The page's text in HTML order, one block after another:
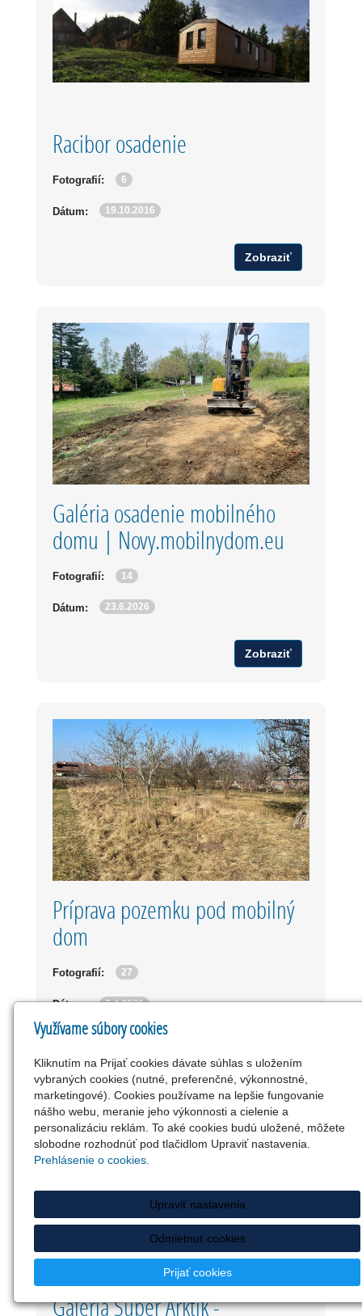
Racibor osadenie
Fotografií: 6
Dátum: 19.10.2016
Zobraziť
Galéria osadenie mobilného
domu | Novy.mobilnydom.eu
Fotografií: 14
Dátum: 23.6.2026
Zobraziť
Príprava pozemku pod mobilný
dom
Fotografií: 27
Dátum: 7.4.2026
Galéria Super Arktik -
Využívame súbory cookies
Kliknutím na Prijať cookies dávate súhlas s uložením
vybraných cookies (nutné, preferenčné, výkonnostné,
marketingové). Cookies používame na lepšie fungovanie
nášho webu, meranie jeho výkonnosti a cielenie a
personalizáciu reklám. To aké cookies budú uložené, môžete
slobodne rozhodnúť pod tlačidlom Upraviť nastavenia.
Prehlásenie o cookies.
Upraviť nastavenia
Odmietnuť cookies
Prijať cookies